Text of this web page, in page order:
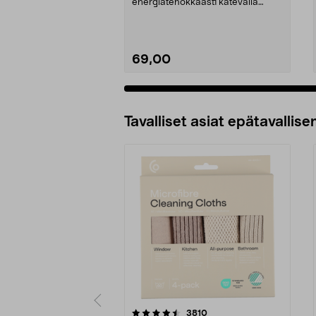
energiatehokkaasti kätevällä
69,00
Tavalliset asiat
3810arvostelut
4.5viidestä